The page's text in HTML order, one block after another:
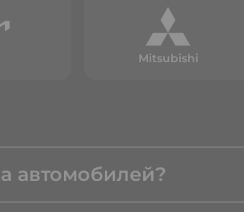
Mitsubishi
автомобилей?